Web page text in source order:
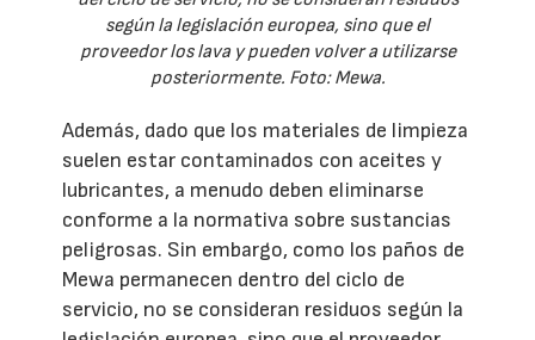
según la legislación europea, sino que el
proveedor los lava y pueden volver a utilizarse
posteriormente. Foto: Mewa.
Además, dado que los materiales de limpieza
suelen estar contaminados con aceites y
lubricantes, a menudo deben eliminarse
conforme a la normativa sobre sustancias
peligrosas. Sin embargo, como los paños de
Mewa permanecen dentro del ciclo de
servicio, no se consideran residuos según la